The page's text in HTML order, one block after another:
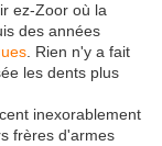
ez-Zoor où la
des années
. Rien n'y a fait
les dents plus
inexorablement
frères d'armes